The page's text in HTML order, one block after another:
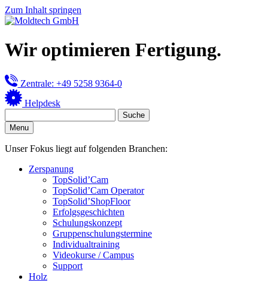
Zum Inhalt springen
Wir optimieren Fertigung.
Zentrale: +49 5258 9364-0
Helpdesk
Menu
Unser Fokus liegt auf folgenden Branchen:
Zerspanung
TopSolid’Cam
TopSolid’Cam Operator
TopSolid’ShopFloor
Erfolgsgeschichten
Schulungskonzept
Gruppenschulungstermine
Individualtraining
Videokurse / Campus
Support
Holz